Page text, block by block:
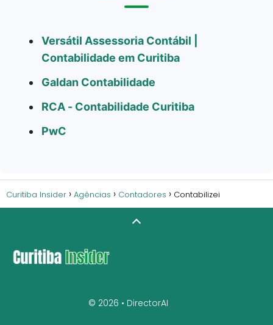
Versátil Assessoria Contábil |
Contabilidade em Curitiba
Galdan Contabilidade
RCA - Contabilidade Curitiba
PwC
Curitiba Insider Agências Contadores Contabilizei
© 2026 • DirectorAI